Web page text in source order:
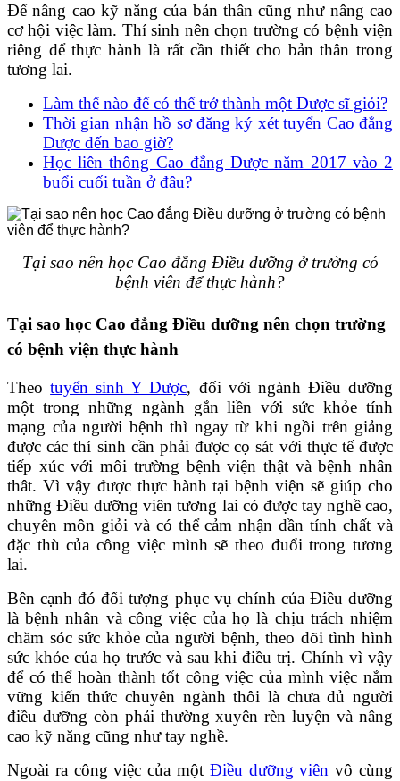
Để nâng cao kỹ năng của bản thân cũng như nâng cao
cơ hội việc làm. Thí sinh nên chọn trường có bệnh viện
riêng để thực hành là rất cần thiết cho bản thân trong
tương lai.
Làm thế nào để có thể trở thành một Dược sĩ giỏi?
Thời gian nhận hồ sơ đăng ký xét tuyển Cao đẳng
Dược đến bao giờ?
Học liên thông Cao đẳng Dược năm 2017 vào 2
buổi cuối tuần ở đâu?
Tại sao nên học Cao đẳng Điều dưỡng ở trường có
bệnh viên để thực hành?
Tại sao học Cao đẳng Điều dưỡng nên chọn trường
có bệnh viện thực hành
Theotuyển sinh Y Dược, đối với ngành Điều dưỡng
một trong những ngành gắn liền với sức khỏe tính
mạng của người bệnh thì ngay từ khi ngồi trên giảng
được các thí sinh cần phải được cọ sát với thực tế được
tiếp xúc với môi trường bệnh viện thật và bệnh nhân
thât. Vì vậy được thực hành tại bệnh viện sẽ giúp cho
những Điều dưỡng viên tương lai có được tay nghề cao,
chuyên môn giỏi và có thể cảm nhận dần tính chất và
đặc thù của công việc mình sẽ theo đuổi trong tương
lai.
Bên cạnh đó đối tượng phục vụ chính của Điều dưỡng
là bệnh nhân và công việc của họ là chịu trách nhiệm
chăm sóc sức khỏe của người bệnh, theo dõi tình hình
sức khỏe của họ trước và sau khi điều trị. Chính vì vậy
để có thể hoàn thành tốt công việc của mình việc nắm
vững kiến thức chuyên ngành thôi là chưa đủ người
điều dưỡng còn phải thường xuyên rèn luyện và nâng
cao kỹ năng cũng như tay nghề.
Ngoài ra công việc của một Điều dưỡng viên vô cùng